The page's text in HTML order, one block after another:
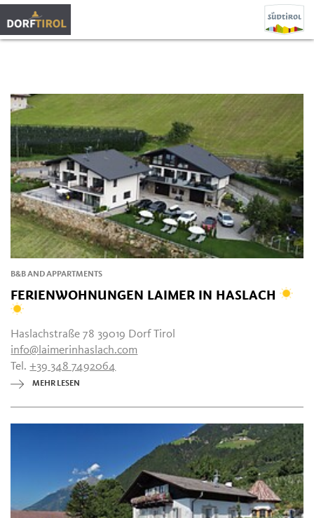
B&B AND APPARTMENTS
FERIENWOHNUNGEN LAIMER IN HASLACH
Haslachstraße 78 39019 Dorf Tirol
info@laimerinhaslach.com
Tel.+39 348 7492064
MEHR LESEN